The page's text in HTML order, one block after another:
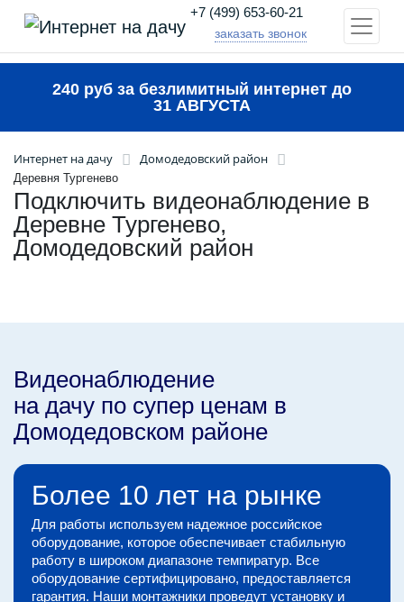
+7 (499) 653-60-21
заказать звонок
240 руб за безлимитный интернет до
31 АВГУСТА
Интернет на дачу Домодедовский район
Деревня Тургенево
Подключить видеонаблюдение в
Деревне Тургенево,
Домодедовский район
Видеонаблюдение
на дачу по супер ценам в
Домодедовском районе
Более 10 лет на рынке
Для работы используем надежное российское
оборудование, которое обеспечивает стабильную
работу в широком диапазоне темпиратур. Все
оборудование сертифицировано, предоставляется
гарантия. Наши монтажники проведут установку и